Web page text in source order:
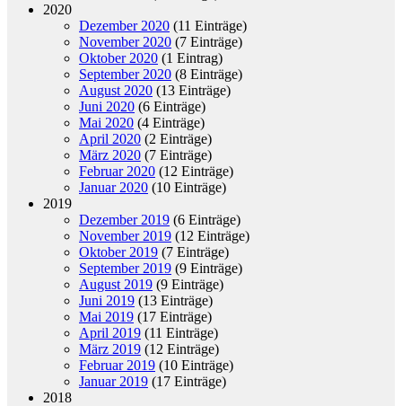
2020
Dezember 2020 (11 Einträge)
November 2020 (7 Einträge)
Oktober 2020 (1 Eintrag)
September 2020 (8 Einträge)
August 2020 (13 Einträge)
Juni 2020 (6 Einträge)
Mai 2020 (4 Einträge)
April 2020 (2 Einträge)
März 2020 (7 Einträge)
Februar 2020 (12 Einträge)
Januar 2020 (10 Einträge)
2019
Dezember 2019 (6 Einträge)
November 2019 (12 Einträge)
Oktober 2019 (7 Einträge)
September 2019 (9 Einträge)
August 2019 (9 Einträge)
Juni 2019 (13 Einträge)
Mai 2019 (17 Einträge)
April 2019 (11 Einträge)
März 2019 (12 Einträge)
Februar 2019 (10 Einträge)
Januar 2019 (17 Einträge)
2018